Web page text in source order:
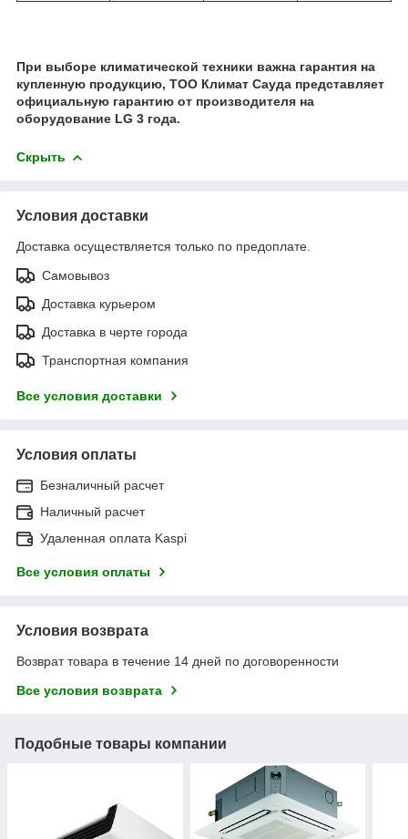
При выборе климатической техники важна гарантия на
купленную продукцию, ТОО Климат Сауда представляет
официальную гарантию от производителя на
оборудование LG 3 года.
Скрыть
Условия доставки
Доставка осуществляется только по предоплате.
Самовывоз
Доставка курьером
Доставка в черте города
Транспортная компания
Все условия доставки
Условия оплаты
Безналичный расчет
Наличный расчет
Удаленная оплата Kaspi
Все условия оплаты
Условия возврата
Возврат товара в течение 14 дней по договоренности
Все условия возврата
Подобные товары компании